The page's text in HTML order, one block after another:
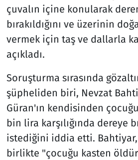
çuvalın içine konularak
bırakıldığını ve üzerinin
vermek için taş ve dallarla
açıkladı.
Soruşturma sırasında
şüpheliden biri, Nevzat
Güran'ın kendisinden
bin lira karşılığında dereye
istediğini iddia etti.
birlikte "çocuğu kasten